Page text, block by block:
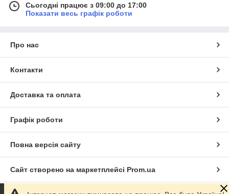
Сьогодні працює з 09:00 до 17:00
Показати весь графік роботи
Про нас
Контакти
Доставка та оплата
Графік роботи
Повна версія сайту
Сайт створено на маркетплейсі Prom.ua